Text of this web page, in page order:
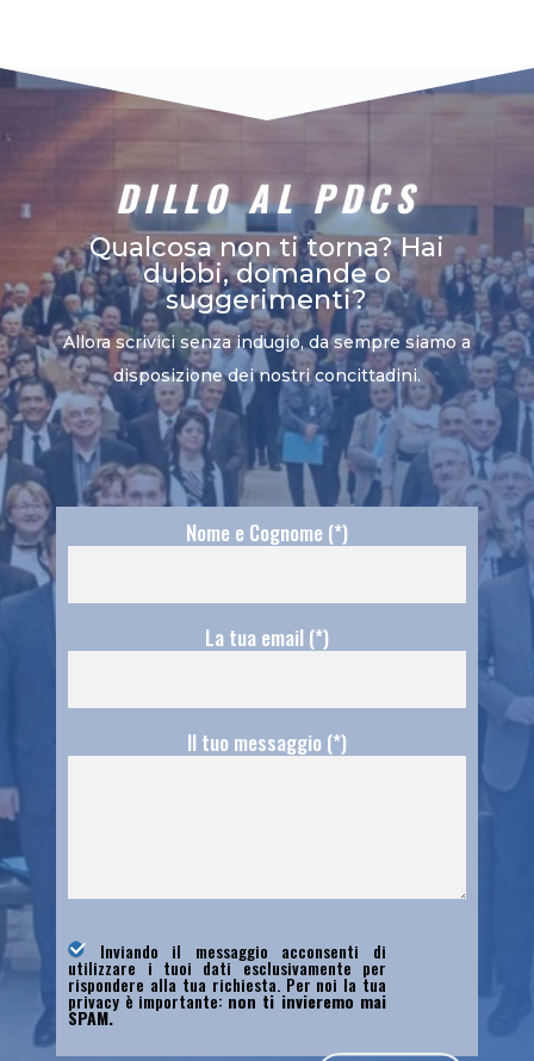
DILLO AL PDCS
Qualcosa non ti torna? Hai
dubbi, domande o
suggerimenti?
Allora scrivici senza indugio, da sempre siamo a
disposizione dei nostri concittadini.
Nome e Cognome (*)
La tua email (*)
Il tuo messaggio (*)
Inviando il messaggio acconsenti di
utilizzare i tuoi dati esclusivamente per
rispondere alla tua richiesta. Per noi la tua
privacy è importante: non ti invieremo mai
SPAM.